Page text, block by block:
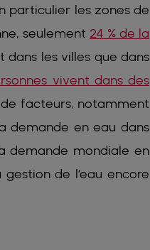
particulier les zones de
seulement 24 % de la
dans les villes que dans
vivent dans des
de facteurs, notamment
demande en eau dans
demande mondiale en
de l’eau encore